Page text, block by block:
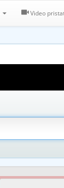
Video